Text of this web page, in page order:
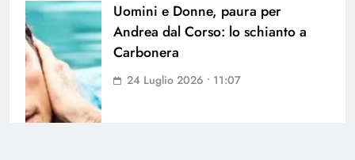
Uomini e Donne, paura per
Andrea dal Corso: lo schianto a
Carbonera
24 Luglio 2026 • 11:07